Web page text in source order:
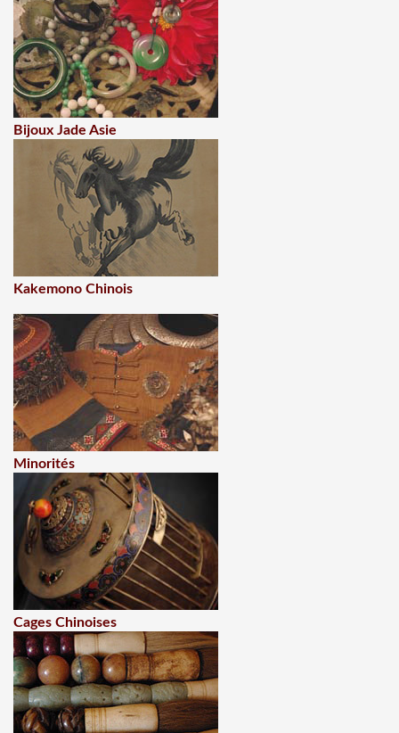
Bijoux Jade Asie
Kakemono Chinois
Minorités
Cages Chinoises